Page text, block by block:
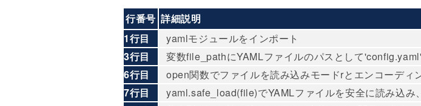
行番号 詳細説明
1行目
yamlモジュールをインポート
3行目
変数file_pathにYAMLファイルのパスとして
6行目
open関数でファイルを読み込みモードrとエンコーディ
7行目
yaml.safe_load(file)でYAMLファイルを安全に読み込み